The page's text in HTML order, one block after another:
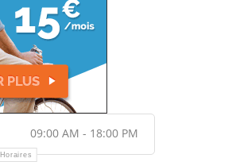
09:00 AM - 18:00 PM
Horaires